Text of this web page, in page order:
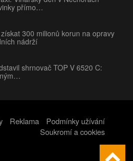
přímo…
300 milionů korun na opravy
nádrží
shrnovač TOP V 6520 C:
Reklama
Podmínky užívání
Soukromí a cookies